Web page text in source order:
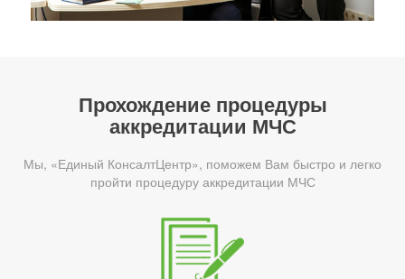
Прохождение процедуры
аккредитации МЧС
Мы, «Единый КонсалтЦентр», поможем Вам быстро и легко
пройти процедуру аккредитации МЧС